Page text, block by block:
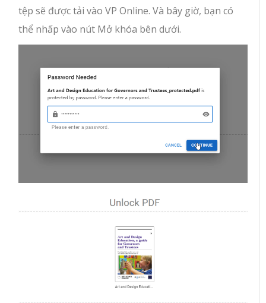
tệp sẽ được tải vào VP Online. Và bây giờ, bạn có
thể nhấp vào nút Mở khóa bên dưới.